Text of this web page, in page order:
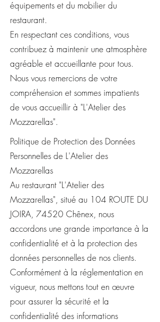
équipements et du mobilier du
restaurant.
En respectant ces conditions, vous
contribuez à maintenir une atmosphère
agréable et accueillante pour tous.
Nous vous remercions de votre
compréhension et sommes impatients
de vous accueillir à "L'Atelier des
Mozzarellas".
Politique de Protection des Données
Personnelles de L'Atelier des
Mozzarellas
Au restaurant "L'Atelier des
Mozzarellas", situé au 104 ROUTE DU
JOIRA, 74520 Chênex, nous
accordons une grande importance à la
confidentialité et à la protection des
données personnelles de nos clients.
Conformément à la réglementation en
vigueur, nous mettons tout en œuvre
pour assurer la sécurité et la
confidentialité des informations